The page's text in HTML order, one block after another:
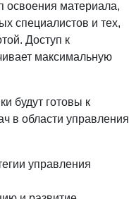
освоения материала,
специалистов и тех,
Доступ к
максимальную
будут готовы к
в области управления
управления